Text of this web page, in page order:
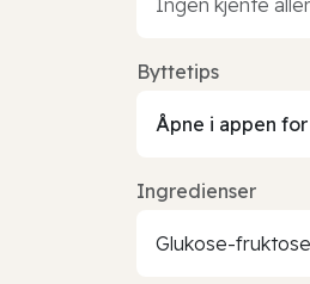
Byttetips
Åpne i appen
Ingredienser
Glukose-